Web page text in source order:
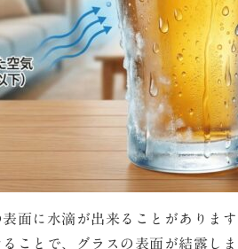
面に水滴が出来ることがありま
ことで、グラスの表面が結露しま